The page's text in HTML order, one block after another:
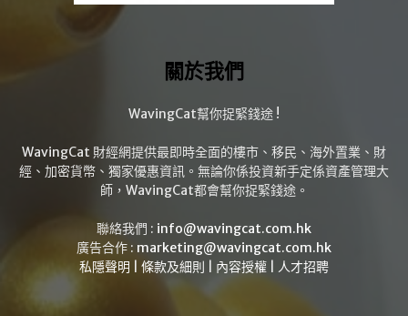
關於我們
WavingCat幫你捉緊錢途 !
WavingCat 財經網提供最即時全面的樓市、移民、海外置業、財
經、加密貨幣、獨家優惠資訊。無論你係投資新手定係資產管理大
師，WavingCat都會幫你捉緊錢途。
聯絡我們 : info@wavingcat.com.hk
廣告合作 : marketing@wavingcat.com.hk
私隱聲明
條款及細則 內容授權 人才招聘